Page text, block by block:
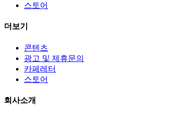
스토어
더보기
콘텐츠
광고 및 제휴문의
카페레터
스토어
회사소개